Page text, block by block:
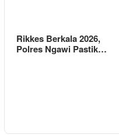
Rikkes Berkala 2026,
Polres Ngawi Pastik…